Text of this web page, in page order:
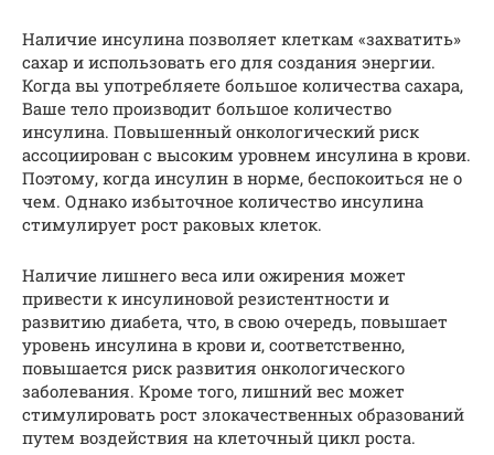
Наличие инсулина позволяет клеткам «захватить»
сахар и использовать его для создания энергии.
Когда вы употребляете большое количества сахара,
Ваше тело производит большое количество
инсулина. Повышенный онкологический риск
ассоциирован с высоким уровнем инсулина в крови.
Поэтому, когда инсулин в норме, беспокоиться не о
чем. Однако избыточное количество инсулина
стимулирует рост раковых клеток.
Наличие лишнего веса или ожирения может
привести к инсулиновой резистентности и
развитию диабета, что, в свою очередь, повышает
уровень инсулина в крови и, соответственно,
повышается риск развития онкологического
заболевания. Кроме того, лишний вес может
стимулировать рост злокачественных образований
путем воздействия на клеточный цикл роста.